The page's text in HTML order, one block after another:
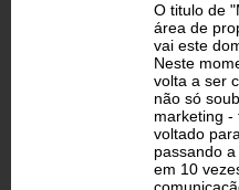
O titulo de
área de
vai este
Neste
volta a ser
não só
marketing -
voltado
passando
em 10